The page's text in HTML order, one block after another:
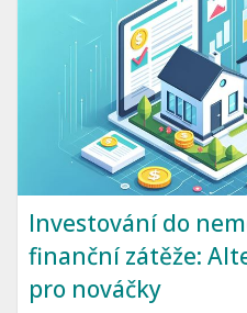
aspekty P2P půjček v
vaše první kroky v
a úspěšné.
Investování do
finanční zátěže:
pro nováčky